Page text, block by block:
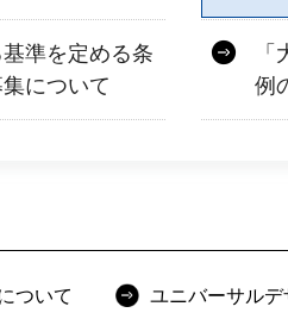
準を定める条
について
例
ついて ユニバーサル